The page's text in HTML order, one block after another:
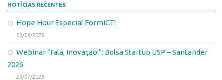
Banco de Patentes
Patentes em Destaque
Inteligência Competitiva
Showroom de Tecnologias
Empreendedorismo
NOTÍCIAS RECENTES
Hope Hour Especial FormICT!
03/08/2026
Webinar “Fala, Inovação!”: Bolsa Startup USP – Santander
2026
29/07/2026